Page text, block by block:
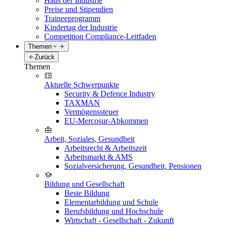
Preise und Stipendien
Traineeprogramm
Kindertag der Industrie
Competition Compliance-Leitfaden
Themen
Zurück
Themen
Aktuelle Schwerpunkte
Security & Defence Industry
TAXMAN
Vermögenssteuer
EU-Mercosur-Abkommen
Arbeit, Soziales, Gesundheit
Arbeitsrecht & Arbeitszeit
Arbeitsmarkt & AMS
Sozialversicherung, Gesundheit, Pensionen
Bildung und Gesellschaft
Beste Bildung
Elementarbildung und Schule
Berufsbildung und Hochschule
Wirtschaft - Gesellschaft - Zukunft